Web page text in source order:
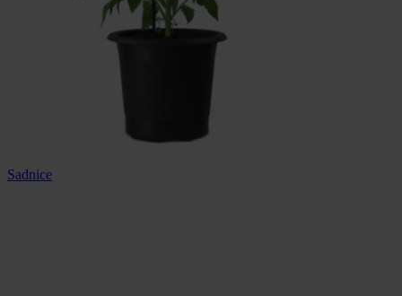
Sadnice